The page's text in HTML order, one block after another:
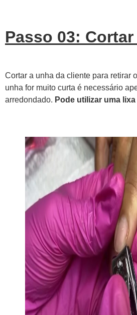
Passo 03:
Cortar a unha da cliente para retirar
unha for muito curta é necessário
arredondado. Pode utilizar uma lixa